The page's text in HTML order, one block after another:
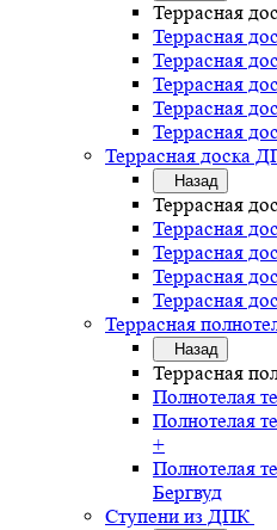
Террасная
Террасная
Террасная
Террасная
Террасная
Террасная
Террасная доска
Назад
Террасная
Террасная
Террасная
Террасная
Террасная
Террасная
Назад
Террасная
Полнотелая
Полнотелая
+
Полнотелая
Бергвуд
Ступени из ДПК